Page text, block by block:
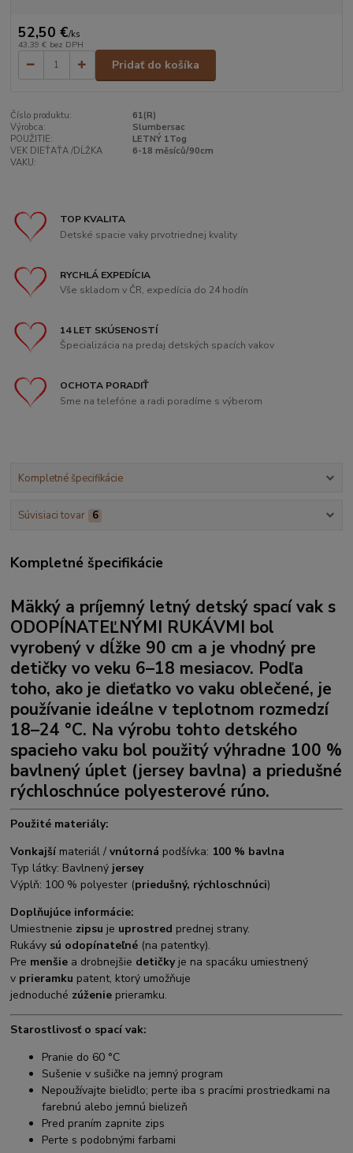
52,50 €/ks
43,39 € bez DPH
Pridať do košíka
Číslo produktu:
61(R)
Výrobca:
Slumbersac
POUŽITIE:
LETNÝ 1Tog
VEK DIEŤAŤA /DĹŽKA
VAKU:
6-18 měsíců/90cm
TOP KVALITA
Detské spacie vaky prvotriednej kvality
RYCHLÁ EXPEDÍCIA
Vše skladom v ČR, expedícia do 24 hodín
14 LET SKÚSENOSTÍ
Špecializácia na predaj detských spacích vakov
OCHOTA PORADIŤ
Sme na telefóne a radi poradíme s výberom
Kompletné špecifikácie
Súvisiaci tovar 6
Kompletné špecifikácie
Mäkký a príjemný letný detský spací vak s
ODOPÍNATEĽNÝMI RUKÁVMI bol
vyrobený v dĺžke 90 cm a je vhodný pre
detičky vo veku 6–18 mesiacov. Podľa
toho, ako je dieťatko vo vaku oblečené, je
používanie ideálne v teplotnom rozmedzí
18–24 °C. Na výrobu tohto detského
spacieho vaku bol použitý výhradne 100 %
bavlnený úplet (jersey bavlna) a priedušné
rýchloschnúce polyesterové rúno.
Použité materiály:
Vonkajší materiál /vnútorná podšívka: 100 % bavlna
Typ látky: Bavlnený jersey
Výplň: 100 % polyester (priedušný, rýchloschnúci)
Doplňujúce informácie:
Umiestnenie zipsu je uprostred prednej strany.
Rukávy sú odopínateľné (na patentky).
Pre menšie a drobnejšie detičky je na spacáku umiestnený
v prieramku patent, ktorý umožňuje
jednoduché zúženie prieramku.
Starostlivosť o spací vak:
Pranie do 60 °C
Sušenie v sušičke na jemný program
Nepoužívajte bielidlo; perte iba s pracími prostriedkami na
farebnú alebo jemnú bielizeň
Pred praním zapnite zips
Perte s podobnými farbami